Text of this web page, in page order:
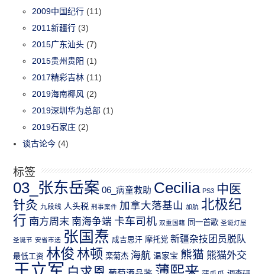
2009中国纪行 (11)
2011新疆行 (3)
2015广东汕头 (7)
2015贵州贵阳 (1)
2017精彩吉林 (11)
2019海南椰风 (2)
2019深圳华为总部 (1)
2019石家庄 (2)
谈古论今 (4)
标签
03_张东岳案 06_病童救助 Cecilia PS3 中医
针灸 九段线 人头税 刑事案件 加拿大落基山 加航 北极纪
行 南方周末 南海争端 卡车司机 双重国籍 同一首歌 圣诞灯屋
圣诞节 安省市选 张国焘 成吉思汗 摩托党 新疆杂技团员脱队
最低工资 林俊 林顿 栾菊杰 海航 温家宝 熊猫 熊猫外交
王立军